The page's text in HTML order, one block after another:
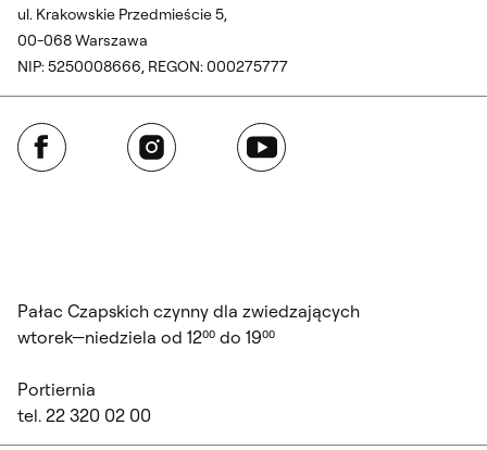
ul. Krakowskie Przedmieście 5,
00-068 Warszawa
NIP: 5250008666, REGON: 000275777
Facebook Instagram YouTube
Pałac Czapskich czynny dla zwiedzających
wtorek—niedziela od 12⁰⁰ do 19⁰⁰
Portiernia
tel. 22 320 02 00